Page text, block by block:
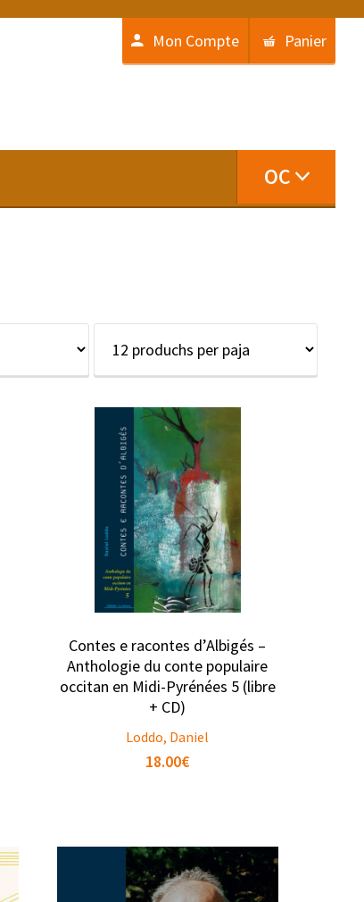
Mon Compte Panier
OC
Contes e racontes d’Albigés –
Anthologie du conte populaire
occitan en Midi-Pyrénées 5 (libre
+ CD)
Loddo, Daniel
18.00€